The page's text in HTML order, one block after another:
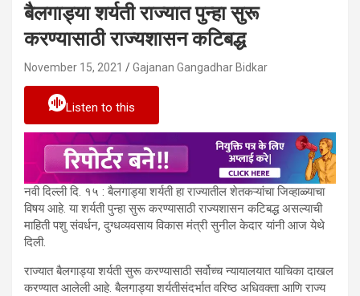
बैलगाड्या शर्यती राज्यात पुन्हा सुरू
करण्यासाठी राज्यशासन कटिबद्ध
November 15, 2021 Gajanan Gangadhar Bidkar
Listen to this
नवी दिल्ली दि. १५ : बैलगाड्या शर्यती हा राज्यातील शेतकऱ्‍यांचा जिव्हाळ्याचा
विषय आहे. या शर्यती पुन्हा सुरू करण्यासाठी राज्यशासन कटिबद्ध असल्याची
माहिती पशु संवर्धन, दुग्धव्यवसाय विकास मंत्री सुनील केदार यांनी आज येथे
दिली.
राज्यात बैलगाड्या शर्यती सुरू करण्यासाठी सर्वोच्च न्यायालयात याचिका दाखल
करण्यात आलेली आहे. बैलगाड्या शर्यतीसंदर्भात वरिष्ठ अधिवक्ता आणि राज्य